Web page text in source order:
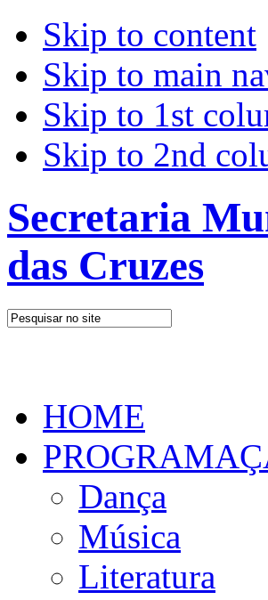
Skip to content
Skip to main
Skip to 1st
Skip to 2nd
Secretaria
das Cruzes
HOME
Dança
Música
Literatura